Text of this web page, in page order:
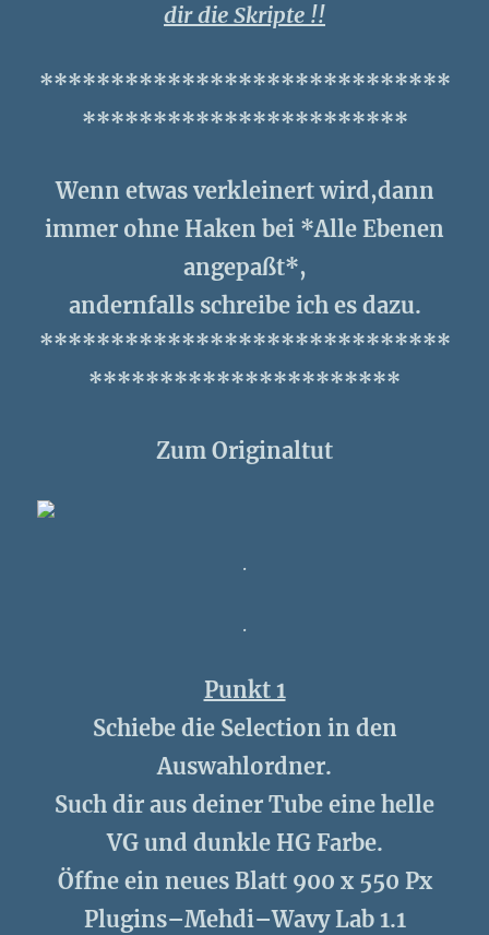
dir die Skripte !!
*****************************
***********************
Wenn etwas verkleinert wird,dann
immer ohne Haken bei *Alle Ebenen
angepaßt*,
andernfalls schreibe ich es dazu.
*****************************
**********************
Zum Originaltut
.
.
Punkt 1
Schiebe die Selection in den
Auswahlordner.
Such dir aus deiner Tube eine helle
VG und dunkle HG Farbe.
Öffne ein neues Blatt 900 x 550 Px
Plugins–Mehdi–Wavy Lab 1.1